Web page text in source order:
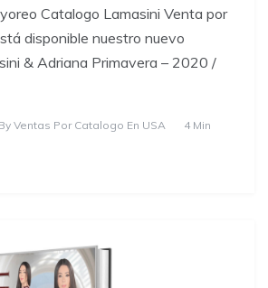
Catalogo Lamasini Venta por
disponible nuestro nuevo
& Adriana Primavera – 2020 /
By Ventas Por Catalogo En USA
4 Min